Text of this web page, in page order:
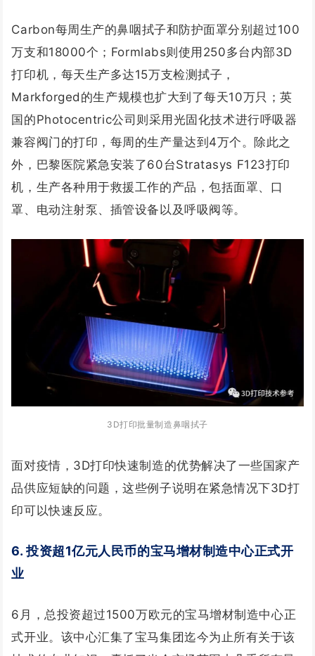
Carbon每周生产的鼻咽拭子和防护面罩分别超过100
万支和18000个；Formlabs则使用250多台内部3D
打印机，每天生产多达15万支检测拭子，
Markforged的生产规模也扩大到了每天10万只；英
国的Photocentric公司则采用光固化技术进行呼吸器
兼容阀门的打印，每周的生产量达到4万个。除此之
外，巴黎医院紧急安装了60台Stratasys F123打印
机，生产各种用于救援工作的产品，包括面罩、口
罩、电动注射泵、插管设备以及呼吸阀等。
3D打印批量制造鼻咽拭子
面对疫情，3D打印快速制造的优势解决了一些国家产
品供应短缺的问题，这些例子说明在紧急情况下3D打
印可以快速反应。
6. 投资超1亿元人民币的宝马增材制造中心正式开
业
6月，总投资超过1500万欧元的宝马增材制造中心正
式开业。该中心汇集了宝马集团迄今为止所有关于该